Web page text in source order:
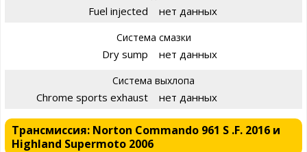
Fuel injected нет данных
Система смазки
Dry sump нет данных
Система выхлопа
Chrome sports exhaust нет данных
Трансмиссия: Norton Commando 961 S .F. 2016 и
Highland Supermoto 2006